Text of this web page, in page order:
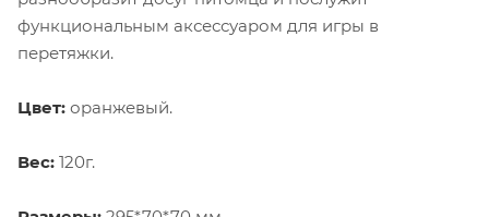
функциональным аксессуаром для игры в
перетяжки.
Цвет: оранжевый.
Вес: 120г.